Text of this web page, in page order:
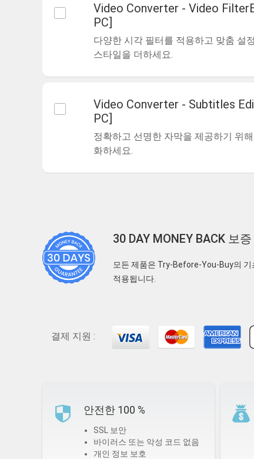
Video Converter - Video
PC]
다양한 시각 필터를 적용하고 맞춤 설
스타일을 더하세요.
Video Converter - Subtitles
PC]
정확하고 선명한 자막을 제공하기 위
화하세요.
30 DAY MONEY BACK 보증
모든 제품은 Try-Before-You-Buy의 기
적용됩니다.
결제 지원 :
안전한 100 %
SSL 보안
바이러스 또는 악성 코드 없음
개인 정보 보호